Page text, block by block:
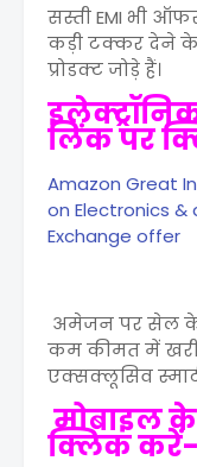
सस्ती EMI भी
कड़ी टक्कर देने के
प्रोडक्ट जोड़े हैं।
लिंक पर
Amazon Great
on Electronics &
Exchange offer
अमेजन पर सेल के
कम कीमत में
एक्सक्लूसिव
मोबाइल
क्लिक